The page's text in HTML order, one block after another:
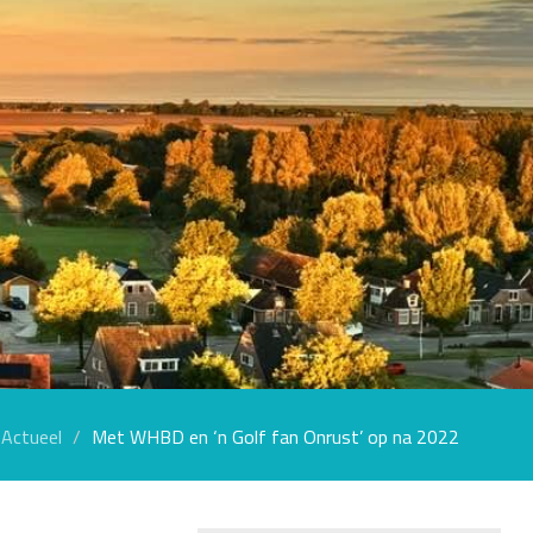
Actueel Met WHBD en ‘n Golf fan Onrust’ op na 2022